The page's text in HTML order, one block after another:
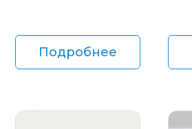
Подробнее